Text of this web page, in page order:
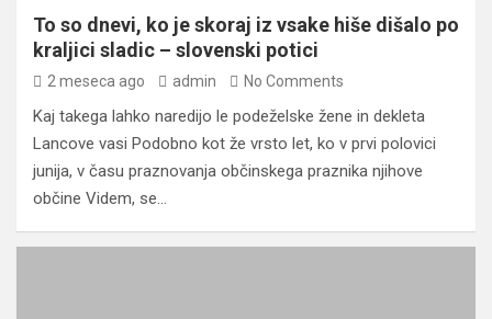
To so dnevi, ko je skoraj iz vsake hiše dišalo po
kraljici sladic – slovenski potici
2 meseca ago admin No Comments
Kaj takega lahko naredijo le podeželske žene in dekleta
Lancove vasi Podobno kot že vrsto let, ko v prvi polovici
junija, v času praznovanja občinskega praznika njihove
občine Videm, se…